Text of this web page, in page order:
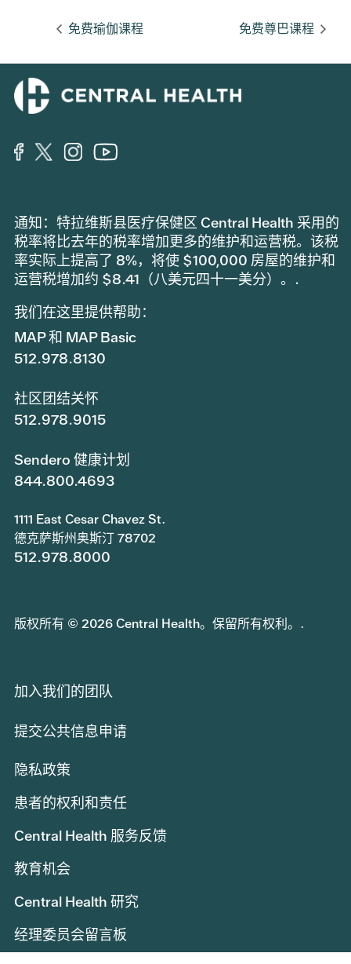
免费瑜伽课程 免费尊巴课程
通知：特拉维斯县医疗保健区 Central Health 采用的
税率将比去年的税率增加更多的维护和运营税。该税
率实际上提高了 8%，将使 $100,000 房屋的维护和
运营税增加约 $8.41（八美元四十一美分）。.
我们在这里提供帮助：
MAP 和 MAP Basic
512.978.8130
社区团结关怀
512.978.9015
Sendero 健康计划
844.800.4693
1111 East Cesar Chavez St.
德克萨斯州奥斯汀 78702
512.978.8000
版权所有 © 2026 Central Health。保留所有权利。.
加入我们的团队
提交公共信息申请
隐私政策
患者的权利和责任
Central Health 服务反馈
教育机会
Central Health 研究
经理委员会留言板